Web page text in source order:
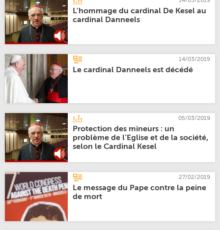
L'hommage du cardinal De Kesel au
cardinal Danneels
14/03/2019
Le cardinal Danneels est décédé
05/03/2019
Protection des mineurs : un
problème de l’Eglise et de la société,
selon le Cardinal Kesel
27/02/2019
Le message du Pape contre la peine
de mort